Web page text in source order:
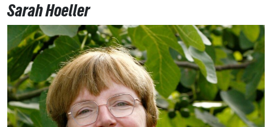
Sarah Hoeller